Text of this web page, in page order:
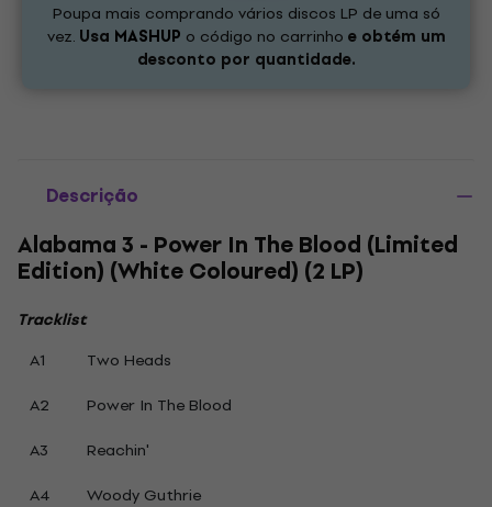
Poupa mais comprando vários discos LP de uma só
vez. Usa MASHUP o código no carrinho e obtém um
desconto por quantidade.
Descrição
Alabama 3 - Power In The Blood (Limited
Edition) (White Coloured) (2 LP)
Tracklist
A1
Two Heads
A2
Power In The Blood
A3
Reachin'
A4
Woody Guthrie